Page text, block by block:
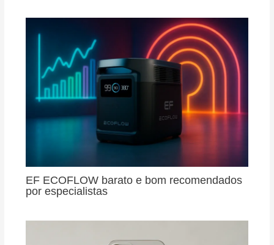
EF ECOFLOW barato e bom recomendados
por especialistas